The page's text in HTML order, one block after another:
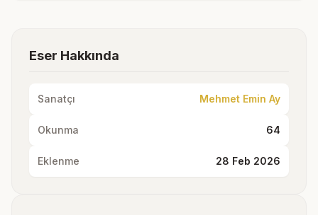
Eser Hakkında
Sanatçı Mehmet Emin Ay
Okunma 64
Eklenme 28 Feb 2026